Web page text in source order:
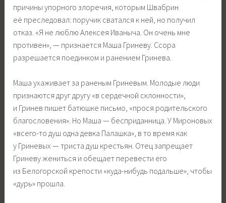
причины упорного злоречия, которым Швабрин
её преследовал: поручик сватался к ней, но получил
отказ. «Я не люблю Алексея Иваныча. Он очень мне
противен», — признается Маша Гриневу. Ссора
разрешается поединком и ранением Гринева.
Маша ухаживает за раненым Гриневым. Молодые люди
признаются друг другу «в сердечной склонности»,
и Гринев пишет батюшке письмо, «прося родительского
благословения». Но Маша — бесприданница. У Мироновых
«всего-то душ одна девка Палашка», в то время как
у Гриневых — триста душ крестьян. Отец запрещает
Гриневу жениться и обещает перевести его
из Белогорской крепости «куда-нибудь подальше», чтобы
«дурь» прошла.